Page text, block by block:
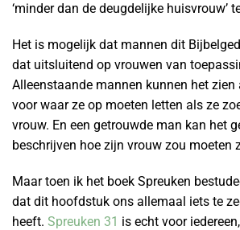
‘minder dan de deugdelijke huisvrouw’
Het is mogelijk dat mannen dit
dat uitsluitend op vrouwen van
Alleenstaande mannen kunnen het zien
voor waar ze op moeten letten als ze
vrouw. En een getrouwde man kan het
beschrijven hoe zijn vrouw zou moeten
Maar toen ik het boek Spreuken
dat dit hoofdstuk ons ​​allemaal iets te
heeft. Spreuken 31 is echt voor